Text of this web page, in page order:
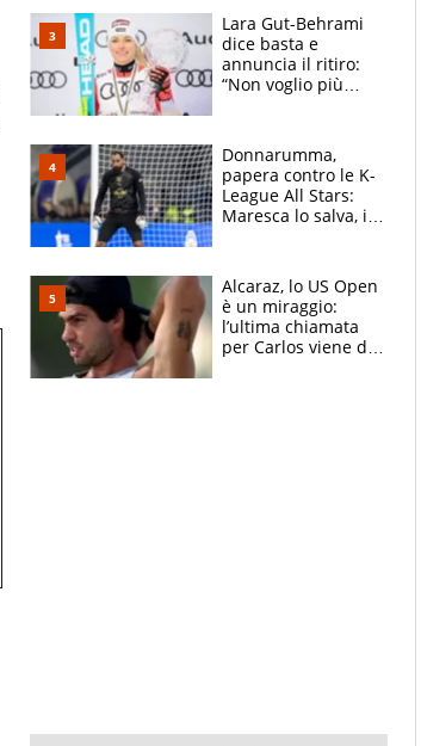
rischio beffa
Lara Gut-Behrami
dice basta e
annuncia il ritiro:
“Non voglio più
Brignone
Donnarumma,
papera contro le K-
League All Stars:
Maresca lo salva, i
Alcaraz, lo US Open
è un miraggio:
l’ultima chiamata
per Carlos viene da